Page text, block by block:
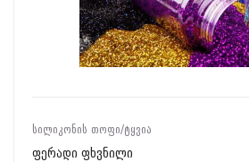
ᲡᲘᲚᲘᲙᲝᲜᲘᲡ ᲗᲝᲤᲘ/ᲢᲧᲕᲘᲐ
ფერადი ფხვნილი